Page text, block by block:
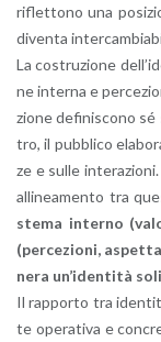
ri­flet­to­no una
di­ven­ta
La co­stru­zio­ne
ne in­ter­na e
zio­ne de­fi­ni­sco­no sé
tro, il pub­bli­co
ze e sulle
al­li­nea­men­to tra
ste­ma in­ter­no
(per­ce­zio­ni,
ne­ra un’i­den­ti­tà
Il rap­por­to tra
te ope­ra­ti­va e